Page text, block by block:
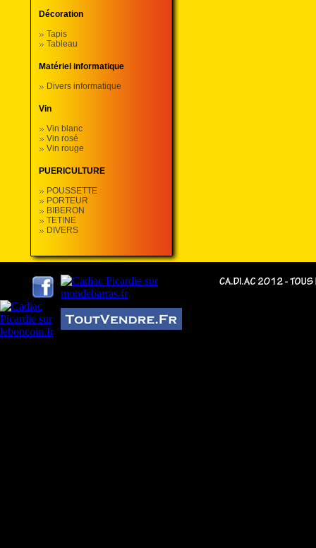
Décoration
Tapis
Tableau
Matériel informatique
Divers informatique
Vin
Vin blanc
Vin rosé
Vin rouge
PUERICULTURE
POUSSETTE
PORTEUR
BIBERON
TETINE
DIVERS